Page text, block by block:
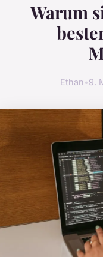
Warum
Ethan•9.